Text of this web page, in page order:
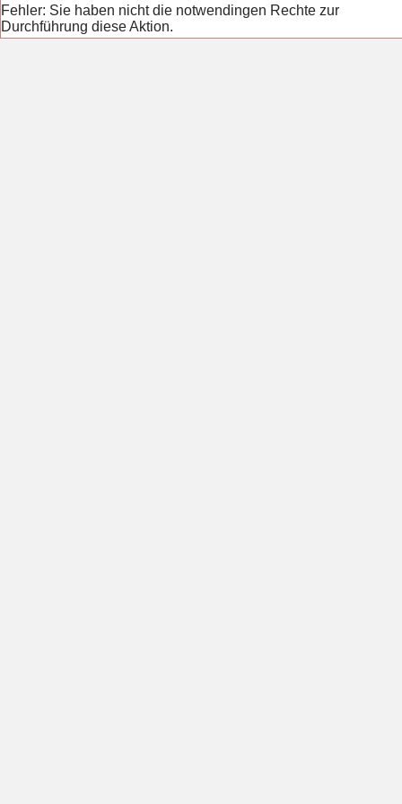
Fehler: Sie haben nicht die notwendingen Rechte zur
Durchführung diese Aktion.